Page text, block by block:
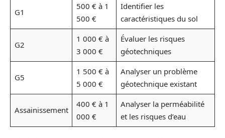
G1
500 € à 1
500 €
Identifier les
caractéristiques du sol
G2
1 000 € à
3 000 €
Évaluer les risques
géotechniques
G5
1 500 € à
5 000 €
Analyser un problème
géotechnique existant
Assainissement
400 € à 1
000 €
Analyser la perméabilité
et les risques d’eau